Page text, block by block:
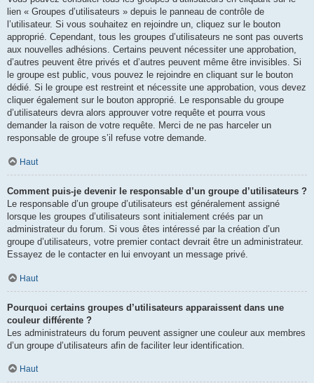
lien « Groupes d’utilisateurs » depuis le panneau de contrôle de
l’utilisateur. Si vous souhaitez en rejoindre un, cliquez sur le bouton
approprié. Cependant, tous les groupes d’utilisateurs ne sont pas ouverts
aux nouvelles adhésions. Certains peuvent nécessiter une approbation,
d’autres peuvent être privés et d’autres peuvent même être invisibles. Si
le groupe est public, vous pouvez le rejoindre en cliquant sur le bouton
dédié. Si le groupe est restreint et nécessite une approbation, vous devez
cliquer également sur le bouton approprié. Le responsable du groupe
d’utilisateurs devra alors approuver votre requête et pourra vous
demander la raison de votre requête. Merci de ne pas harceler un
responsable de groupe s’il refuse votre demande.
Haut
Comment puis-je devenir le responsable d’un groupe d’utilisateurs ?
Le responsable d’un groupe d’utilisateurs est généralement assigné
lorsque les groupes d’utilisateurs sont initialement créés par un
administrateur du forum. Si vous êtes intéressé par la création d’un
groupe d’utilisateurs, votre premier contact devrait être un administrateur.
Essayez de le contacter en lui envoyant un message privé.
Haut
Pourquoi certains groupes d’utilisateurs apparaissent dans une
couleur différente ?
Les administrateurs du forum peuvent assigner une couleur aux membres
d’un groupe d’utilisateurs afin de faciliter leur identification.
Haut